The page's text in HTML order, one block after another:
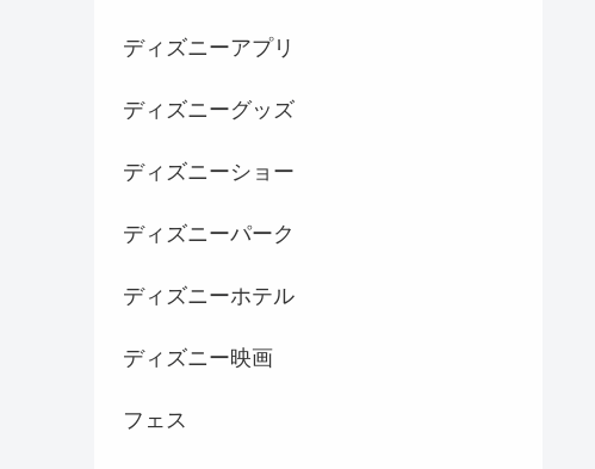
ディズニーアプリ
ディズニーグッズ
ディズニーショー
ディズニーパーク
ディズニーホテル
ディズニー映画
フェス